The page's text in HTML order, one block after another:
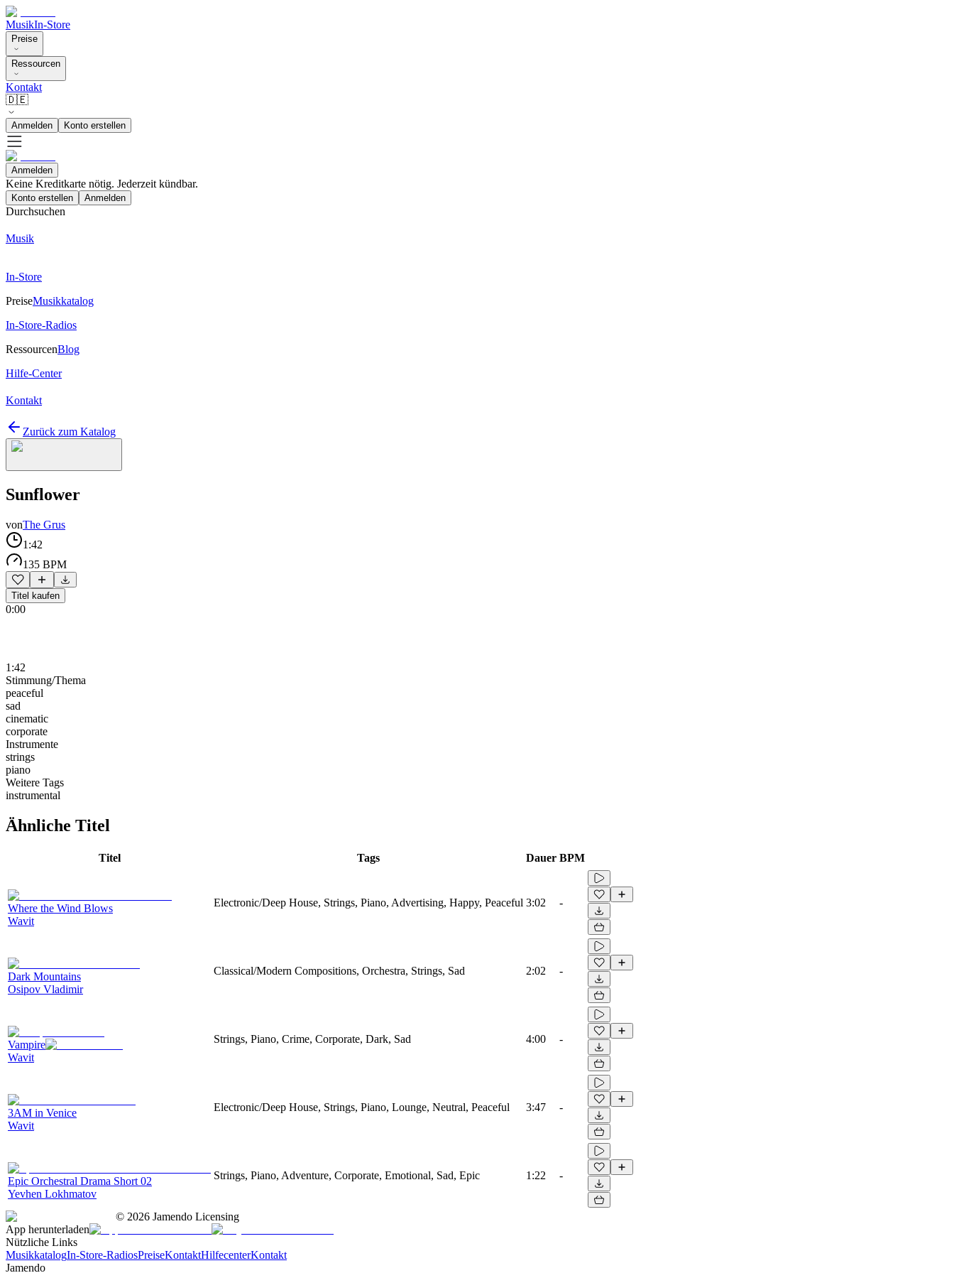
MusikIn-Store
Preise
Ressourcen
Kontakt
🇩🇪
Anmelden Konto erstellen
Anmelden
Keine Kreditkarte nötig. Jederzeit kündbar.
Konto erstellen Anmelden
Durchsuchen
Musik
In-Store
PreiseMusikkatalog
In-Store-Radios
RessourcenBlog
Hilfe-Center
Kontakt
Zurück zum Katalog
Sunflower
vonThe Grus
1:42
135 BPM
Titel kaufen
0:00
1:42
Stimmung/Thema
peaceful
sad
cinematic
corporate
Instrumente
strings
piano
Weitere Tags
instrumental
Ähnliche Titel
Titel Tags Dauer BPM
Where the Wind Blows
Wavit
Electronic/Deep House, Strings, Piano, Advertising, Happy, Peaceful 3:02 -
Dark Mountains
Osipov Vladimir
Classical/Modern Compositions, Orchestra, Strings, Sad 2:02 -
Vampire
Wavit
Strings, Piano, Crime, Corporate, Dark, Sad 4:00 -
3AM in Venice
Wavit
Electronic/Deep House, Strings, Piano, Lounge, Neutral, Peaceful 3:47 -
Epic Orchestral Drama Short 02
Yevhen Lokhmatov
Strings, Piano, Adventure, Corporate, Emotional, Sad, Epic 1:22 -
© 2026 Jamendo Licensing
App herunterladen
Nützliche Links
MusikkatalogIn-Store-RadiosPreiseKontaktHilfecenterKontakt
Jamendo